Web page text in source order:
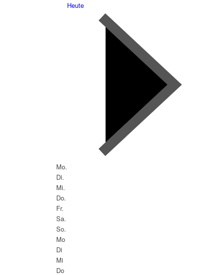
Heute
Mo.
Di.
Mi.
Do.
Fr.
Sa.
So.
Mo
Di
Mi
Do